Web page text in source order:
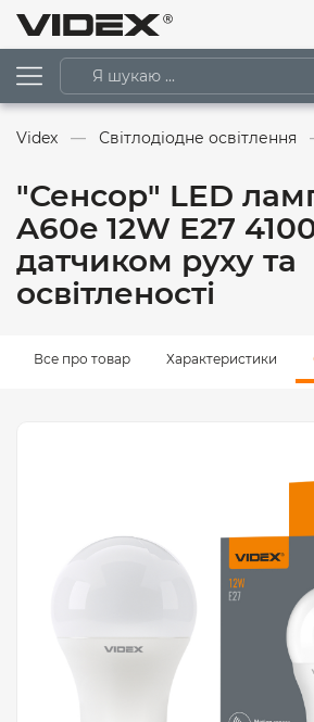
Videx Світлодіодне освітлення
"Сенсор" LED
A60e 12W E27
датчиком руху та
освітленості
Все про товар Характеристики